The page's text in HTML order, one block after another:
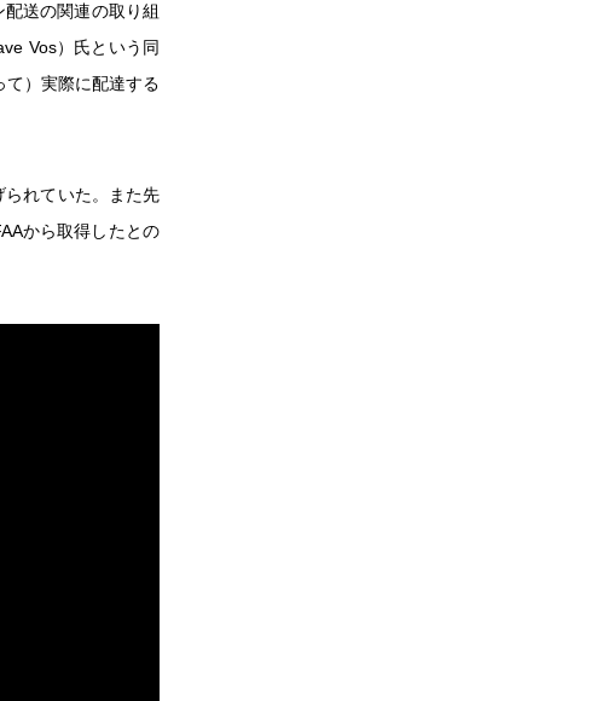
送の関連の取り組
Vos）氏という同
て）実際に配達する
られていた。また先
から取得したとの